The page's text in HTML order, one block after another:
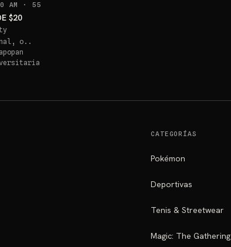
AM · 55
$20
o..
CATEGORÍAS
Pokémon
Deportivas
Tenis & Streetwear
Magic: The Gathering